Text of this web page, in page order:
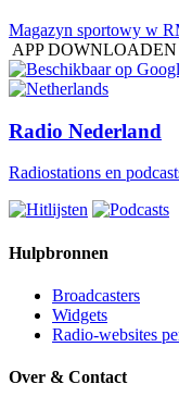
Magazyn sportowy w
APP DOWNLOADEN
Radio Nederland
Radiostations en
Hulpbronnen
Broadcasters
Widgets
Radio-websites
Over & Contact